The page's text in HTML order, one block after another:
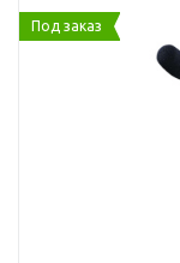
Под заказ